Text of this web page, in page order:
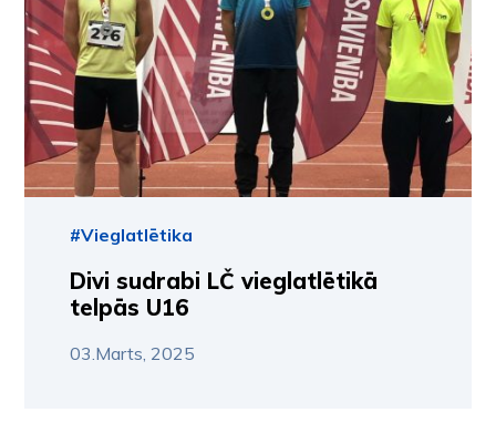
#Vieglatlētika
Divi sudrabi LČ vieglatlētikā
telpās U16
03.Marts, 2025